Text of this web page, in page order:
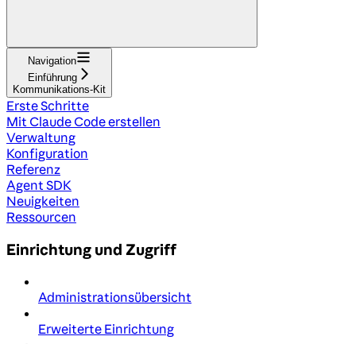
Navigation
Einführung
Kommunikations-Kit
Erste Schritte
Mit Claude Code erstellen
Verwaltung
Konfiguration
Referenz
Agent SDK
Neuigkeiten
Ressourcen
Einrichtung und Zugriff
Administrationsübersicht
Erweiterte Einrichtung